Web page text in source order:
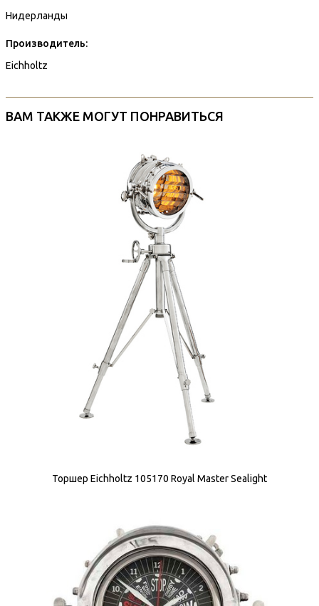
Нидерланды
Производитель:
Eichholtz
ВАМ ТАКЖЕ МОГУТ ПОНРАВИТЬСЯ
Торшер Eichholtz 105170 Royal Master Sealight